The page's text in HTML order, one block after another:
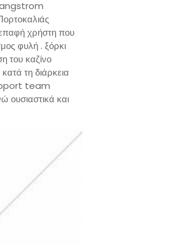
angstrom
χρήστη που
φυλή . ξόρκι
του καζίνο
τη διάρκεια
team
ουσιαστικά και